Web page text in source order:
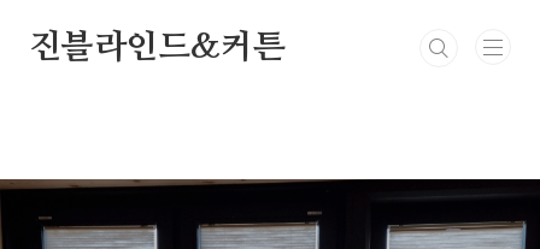
진블라인드&커튼